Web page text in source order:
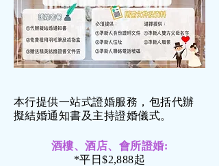
本行提供一站式證婚服務，包括代辦
擬結婚通知書及主持證婚儀式。
酒樓、酒店、會所證婚:
*平日$2,888起